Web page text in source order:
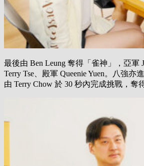
最後由 Ben Leung 奪得「雀神」，亞軍
Terry Tse、殿軍 Queenie Yuen。八強亦
由 Terry Chow 於 30 秒內完成挑戰，奪